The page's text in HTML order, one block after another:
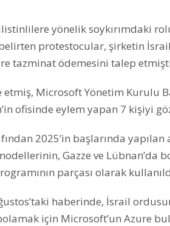
yönelik soykırımdaki
protestocular, şirketin İsrail
tazminat ödemesini talep
Microsoft Yönetim Kurulu
ofisinde eylem yapan 7 kişiyi
2025’in başlarında
Gazze ve Lübnan’da
parçası olarak
haberinde, İsrail
için Microsoft’un Azure